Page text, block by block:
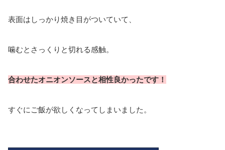
表面はしっかり焼き目がついていて、
噛むとさっくりと切れる感触。
合わせたオニオンソースと相性良かったです！
すぐにご飯が欲しくなってしまいました。